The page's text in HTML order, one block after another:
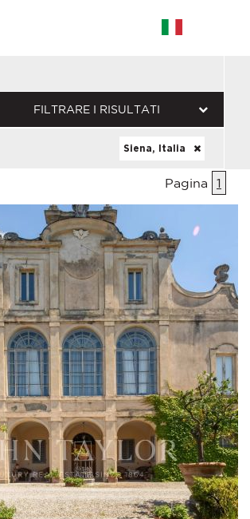
FILTRARE I RISULTATI
Siena, Italia
Pagina 1